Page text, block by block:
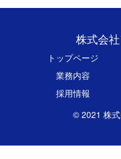
株式会
トップページ
業務内容
採用情報
© 2021 株